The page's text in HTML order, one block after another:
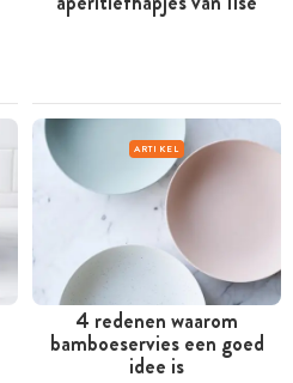
ARTIKEL
4 redenen waarom
bamboeservies een goed
idee is